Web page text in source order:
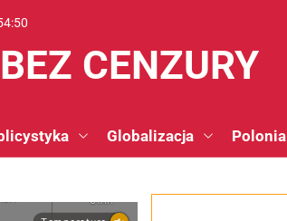
:51
CENZURY
Globalizacja Polonia